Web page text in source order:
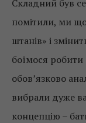
Складний був
помітили, ми
штанів» і
боїмося робити
обов’язково
вибрали дуже
концепцію –